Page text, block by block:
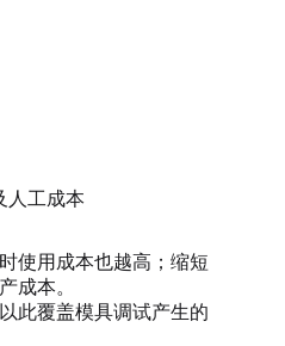
人工成本
使用成本也越高；缩短
成本。
此覆盖模具调试产生的